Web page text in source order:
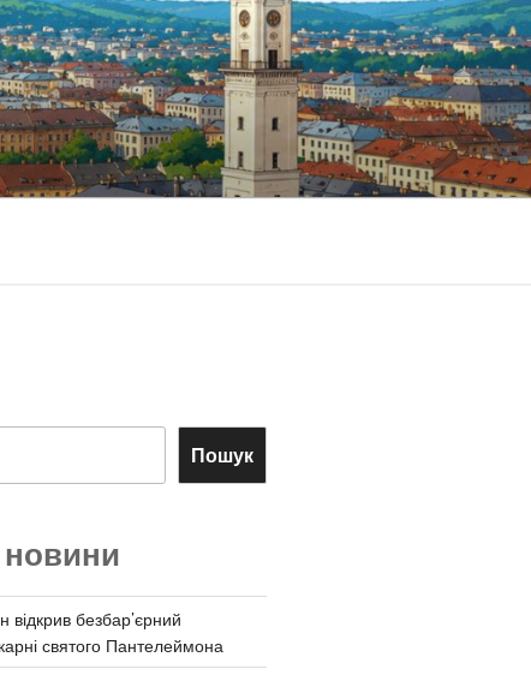
Пошук
новини
відкрив безбар’єрний
святого Пантелеймона